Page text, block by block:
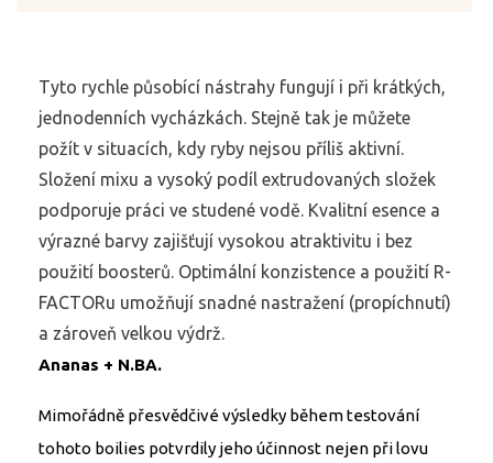
Tyto rychle působící nástrahy fungují i při krátkých,
jednodenních vycházkách. Stejně tak je můžete
požít v situacích, kdy ryby nejsou příliš aktivní.
Složení mixu a vysoký podíl extrudovaných složek
podporuje práci ve studené vodě. Kvalitní esence a
výrazné barvy zajišťují vysokou atraktivitu i bez
použití boosterů. Optimální konzistence a použití R-
FACTORu umožňují snadné nastražení (propíchnutí)
a zároveň velkou výdrž.
Ananas + N.BA.
Mimořádně přesvědčivé výsledky během testování
tohoto boilies potvrdily jeho účinnost nejen při lovu